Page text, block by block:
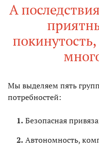
А
Мы выделяем пять
потребностей:
Безопасная
Автономность,